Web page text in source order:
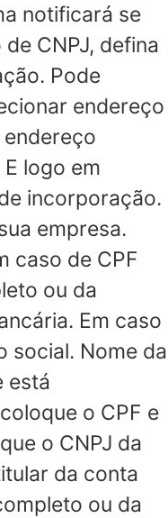
notificará se
CNPJ, defina
Pode
endereço
logo em
incorporação.
empresa.
caso de CPF
ou da
Em caso
social. Nome da
está
o CPF e
o CNPJ da
da conta
ou da